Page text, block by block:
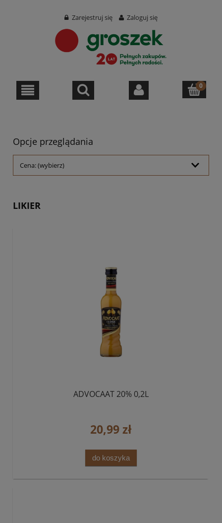
Zarejestruj się Zaloguj się
Opcje przeglądania
Cena: (wybierz)
LIKIER
ADVOCAAT 20% 0,2L
20,99 zł
do koszyka